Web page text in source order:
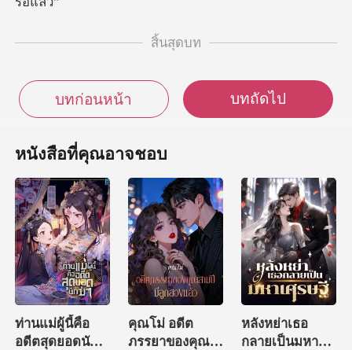
สิ้นสุดบท
บทก่อนหน้า บทถัดไป
หนังสือที่คุณอาจชอบ
ท่านแม่ผู้นี้คือ
อดีตสุดยอดนัก
คุณโม่ อดีต
ภรรยาของคุณ
หลังหย่าเธอ
กลายเป็นมหา